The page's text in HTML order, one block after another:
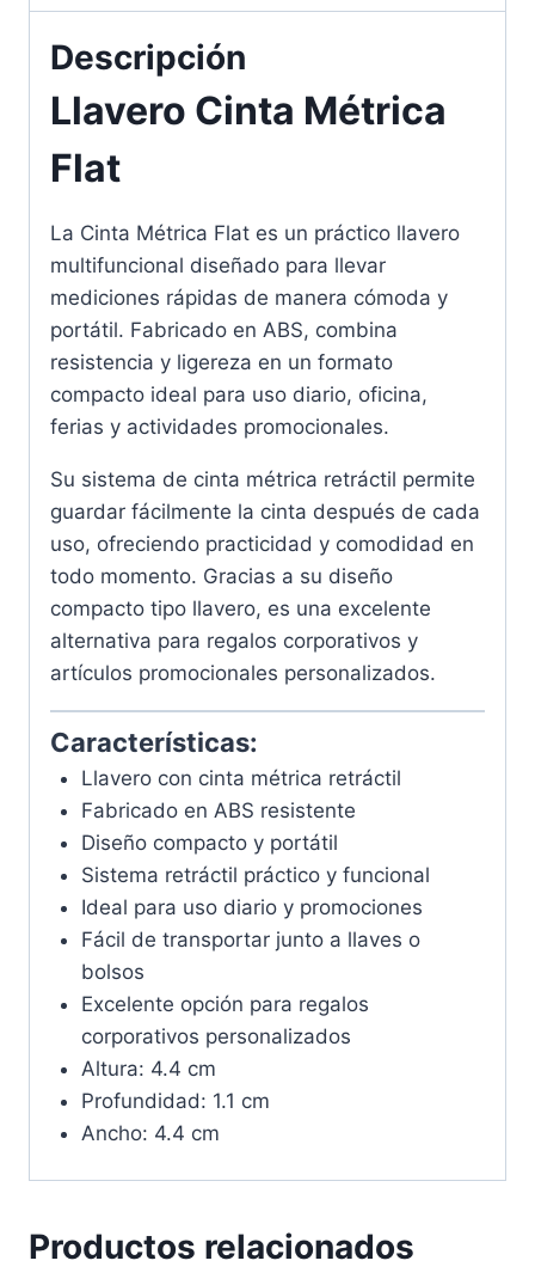
Descripción
Llavero Cinta Métrica
Flat
La Cinta Métrica Flat es un práctico llavero
multifuncional diseñado para llevar
mediciones rápidas de manera cómoda y
portátil. Fabricado en ABS, combina
resistencia y ligereza en un formato
compacto ideal para uso diario, oficina,
ferias y actividades promocionales.
Su sistema de cinta métrica retráctil permite
guardar fácilmente la cinta después de cada
uso, ofreciendo practicidad y comodidad en
todo momento. Gracias a su diseño
compacto tipo llavero, es una excelente
alternativa para regalos corporativos y
artículos promocionales personalizados.
Características:
Llavero con cinta métrica retráctil
Fabricado en ABS resistente
Diseño compacto y portátil
Sistema retráctil práctico y funcional
Ideal para uso diario y promociones
Fácil de transportar junto a llaves o
bolsos
Excelente opción para regalos
corporativos personalizados
Altura: 4.4 cm
Profundidad: 1.1 cm
Ancho: 4.4 cm
Productos relacionados